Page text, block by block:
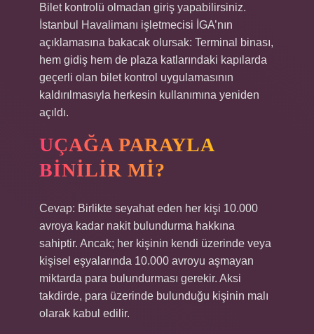
Bilet kontrolü olmadan giriş yapabilirsiniz.
İstanbul Havalimanı işletmecisi İGA’nın
açıklamasına bakacak olursak: Terminal binası,
hem gidiş hem de plaza katlarındaki kapılarda
geçerli olan bilet kontrol uygulamasının
kaldırılmasıyla herkesin kullanımına yeniden
açıldı.
UÇAĞA PARAYLA
BINILIR MI?
Cevap: Birlikte seyahat eden her kişi 10.000
avroya kadar nakit bulundurma hakkına
sahiptir. Ancak; her kişinin kendi üzerinde veya
kişisel eşyalarında 10.000 avroyu aşmayan
miktarda para bulundurması gerekir. Aksi
takdirde, para üzerinde bulunduğu kişinin malı
olarak kabul edilir.